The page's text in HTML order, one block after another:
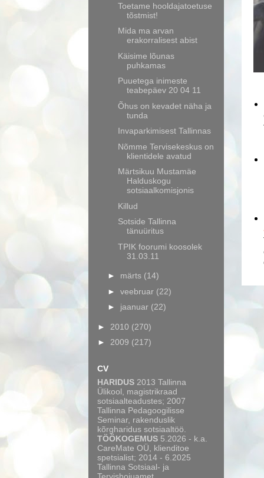
Toetame hooldajatoetuse
tõstmist!
Mida ma arvan
erakorralisest abist
Käisime lõunas
puhkamas
Puuetega inimeste
teabepäev 20 04 11
Õhus on kevadet näha ja
tunda
Invaparkimisest Tallinnas
Nõmme Tervisekeskus on
klientidele avatud
Märtsikuu Mustamäe
Halduskogu
sotsiaalkomisjonis
Killud
Sotside Tallinna
tänuüritus
TPIK foorumi koosolek
31.03.11
► märts (14)
► veebruar (22)
► jaanuar (22)
► 2010 (270)
► 2009 (217)
CV
HARIDUS 2013 Tallinna
Ülikool, magistrikraad
sotsiaalteadustes; 2007
Tallinna Pedagoogilisse
Seminar, rakenduslik
kõrgharidus sotsiaaltöö.
TÖÖKOGEMUS 5.2026 - k.a.
CareMate OÜ, klienditoe
spetsialist; 2014 - 6.2025
Tallinna Sotsiaal- ja